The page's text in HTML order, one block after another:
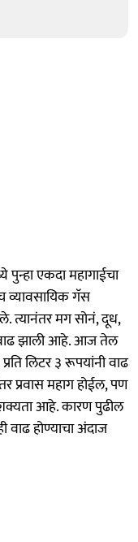
पुन्हा एकदा महागाईचा
व्यावसायिक गॅस
त्यानंतर मग सोनं, दूध,
झाली आहे. आज तेल
लिटर ३ रूपयांनी वाढ
प्रवास महाग होईल, पण
आहे. कारण पुढील
वाढ होण्याचा अंदाज